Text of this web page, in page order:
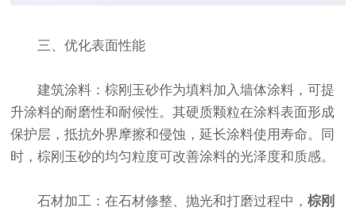
三、优化表面性能
建筑涂料：棕刚玉砂作为填料加入墙体涂料，可提
升涂料的耐磨性和耐候性。其硬质颗粒在涂料表面形成
保护层，抵抗外界摩擦和侵蚀，延长涂料使用寿命。同
时，棕刚玉砂的均匀粒度可改善涂料的光泽度和质感。
石材加工：在石材修整、抛光和打磨过程中，棕刚